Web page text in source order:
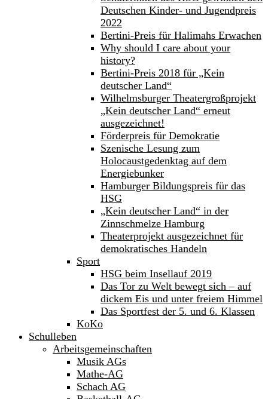
Deutschen Kinder- und Jugendpreis
2022
Bertini-Preis für Halimahs Erwachen
Why should I care about your
history?
Bertini-Preis 2018 für „Kein
deutscher Land“
Wilhelmsburger Theatergroßprojekt
„Kein deutscher Land“ erneut
ausgezeichnet!
Förderpreis für Demokratie
Szenische Lesung zum
Holocaustgedenktag auf dem
Energiebunker
Hamburger Bildungspreis für das
HSG
„Kein deutscher Land“ in der
Zinnschmelze Hamburg
Theaterprojekt ausgezeichnet für
demokratisches Handeln
Sport
HSG beim Insellauf 2019
Das Tor zu Welt bewegt sich – auf
dickem Eis und unter freiem Himmel
Das Sportfest der 5. und 6. Klassen
KoKo
Schulleben
Arbeitsgemeinschaften
Musik AGs
Mathe-AG
Schach AG